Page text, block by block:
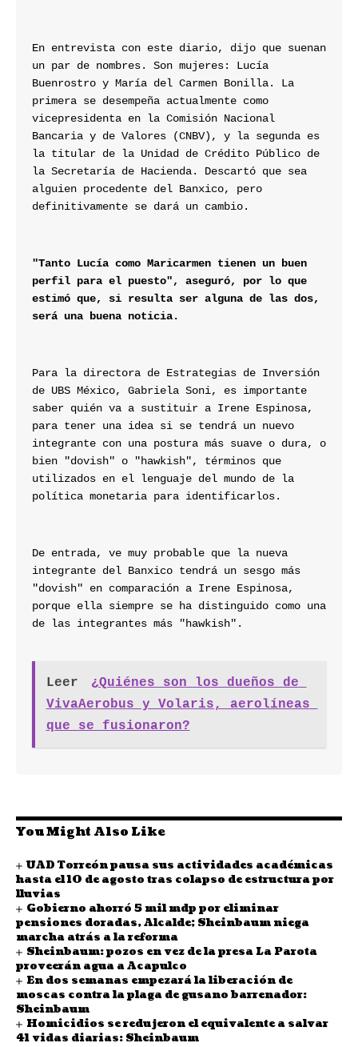
En entrevista con este diario, dijo que suenan
un par de nombres. Son mujeres: Lucía
Buenrostro y María del Carmen Bonilla. La
primera se desempeña actualmente como
vicepresidenta en la Comisión Nacional
Bancaria y de Valores (CNBV), y la segunda es
la titular de la Unidad de Crédito Público de
la Secretaría de Hacienda. Descartó que sea
alguien procedente del Banxico, pero
definitivamente se dará un cambio.
"Tanto Lucía como Maricarmen tienen un buen
perfil para el puesto", aseguró, por lo que
estimó que, si resulta ser alguna de las dos,
será una buena noticia.
Para la directora de Estrategias de Inversión
de UBS México, Gabriela Soni, es importante
saber quién va a sustituir a Irene Espinosa,
para tener una idea si se tendrá un nuevo
integrante con una postura más suave o dura, o
bien "dovish" o "hawkish", términos que
utilizados en el lenguaje del mundo de la
política monetaria para identificarlos.
De entrada, ve muy probable que la nueva
integrante del Banxico tendrá un sesgo más
"dovish" en comparación a Irene Espinosa,
porque ella siempre se ha distinguido como una
de las integrantes más "hawkish".
Leer
¿Quiénes son los dueños de
VivaAerobus y Volaris, aerolíneas
que se fusionaron?
You Might Also Like
UAD Torreón pausa sus actividades académicas
hasta el 10 de agosto tras colapso de estructura por
lluvias
Gobierno ahorró 5 mil mdp por eliminar
pensiones doradas, Alcalde; Sheinbaum niega
marcha atrás a la reforma
Sheinbaum: pozos en vez de la presa La Parota
proveerán agua a Acapulco
En dos semanas empezará la liberación de
moscas contra la plaga de gusano barrenador:
Sheinbaum
Homicidios se redujeron el equivalente a salvar
41 vidas diarias: Sheinbaum